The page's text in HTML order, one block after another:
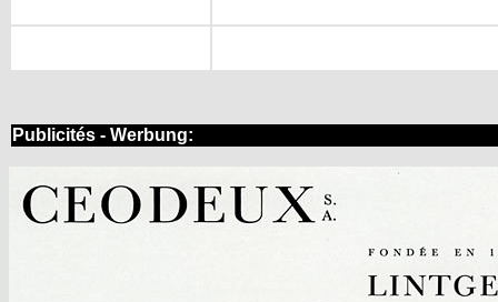
Publicités - Werbung: